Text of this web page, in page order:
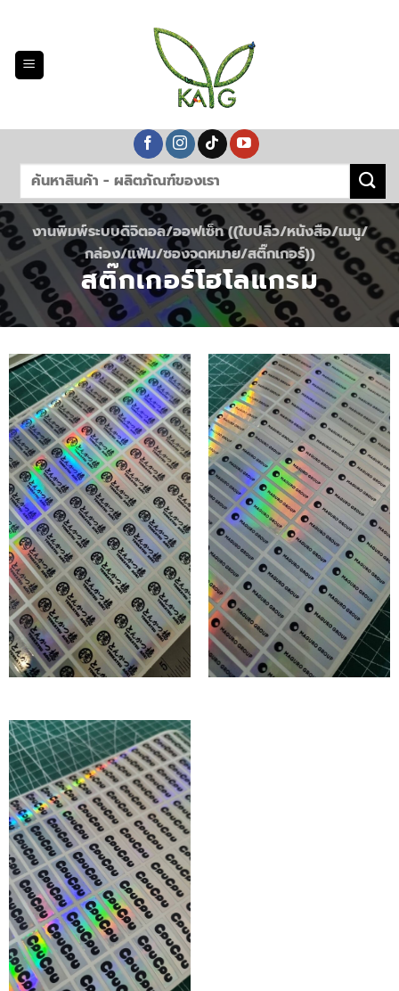
content
งานพิมพ์ระบบดิจิตอล/ออฟเซ็ท ((ใบปลิว/หนังสือ/เมนู/
กล่อง/แฟ้ม/ซองจดหมาย/สติ๊กเกอร์))
สติ๊กเกอร์โฮโลแกรม